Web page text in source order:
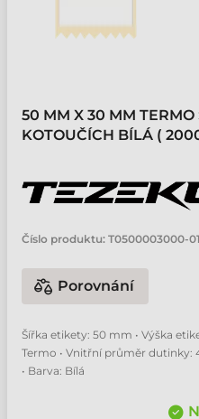
50 MM X 30 MM
KOTOUČÍCH BÍLÁ (
Číslo produktu: T0500003000-
Porovnání
Šířka etikety: 50 mm • Výška
Termo • Vnitřní průměr dutinky:
• Barva: Bílá